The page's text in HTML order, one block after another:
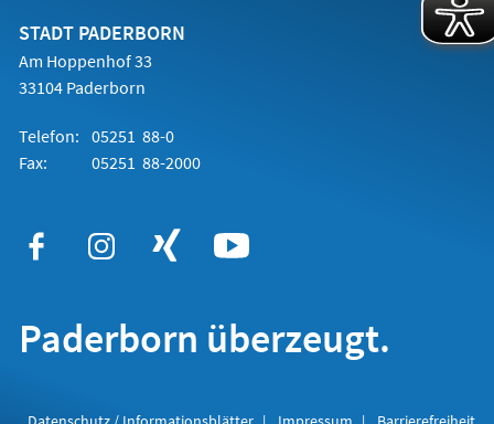
STADT PADERBORN
Am Hoppenhof 33
33104 Paderborn
Telefon: 05251 88-0
Fax:
05251 88-2000
Paderborn überzeugt.